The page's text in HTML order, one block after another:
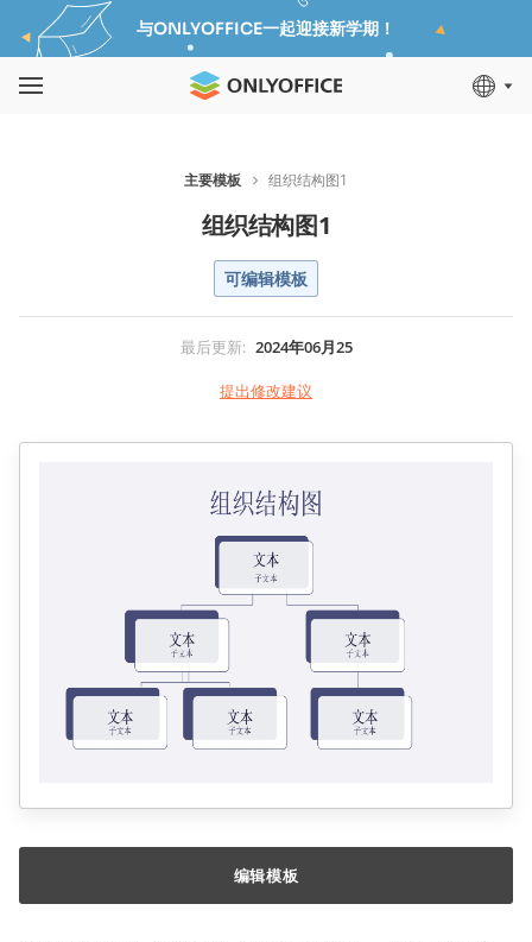
与ONLYOFFICE一起迎接新学期！
主要模板 组织结构图1
组织结构图1
可编辑模板
最后更新: 2024年06月25
提出修改建议
编辑模板